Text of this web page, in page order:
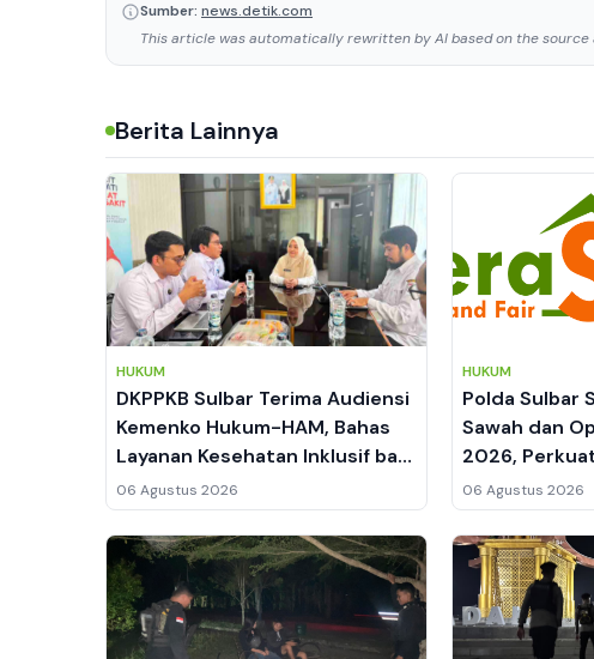
Sumber: news.detik.com
This article was automatically rewritten by AI based on the
Berita Lainnya
HUKUM
DKPPKB Sulbar Terima Audiensi
Kemenko Hukum-HAM, Bahas
Layanan Kesehatan Inklusif bagi
Disabilitas dan Lansia
06 Agustus 2026
HUKUM
Polda Sulbar
Sawah dan
2026,
Pangan di
06 Agustus 2026